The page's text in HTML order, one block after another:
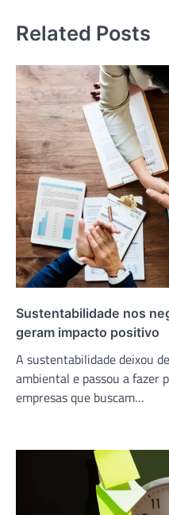
Related Posts
Sustentabilidade nos
geram impacto positivo
A sustentabilidade deixou
ambiental e passou a fazer
empresas que buscam…